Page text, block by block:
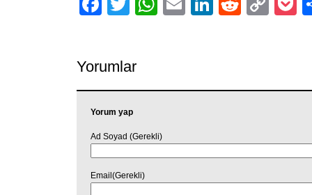
Yorumlar
Yorum yap
Ad Soyad (Gerekli)
Email(Gerekli)